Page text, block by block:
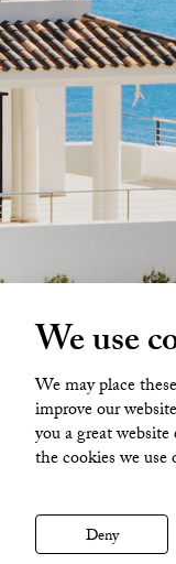
Låt oss
din dröm
utlandet!
Att köpa bostad
We use
We may place
improve our
you a great
the cookies we
Deny